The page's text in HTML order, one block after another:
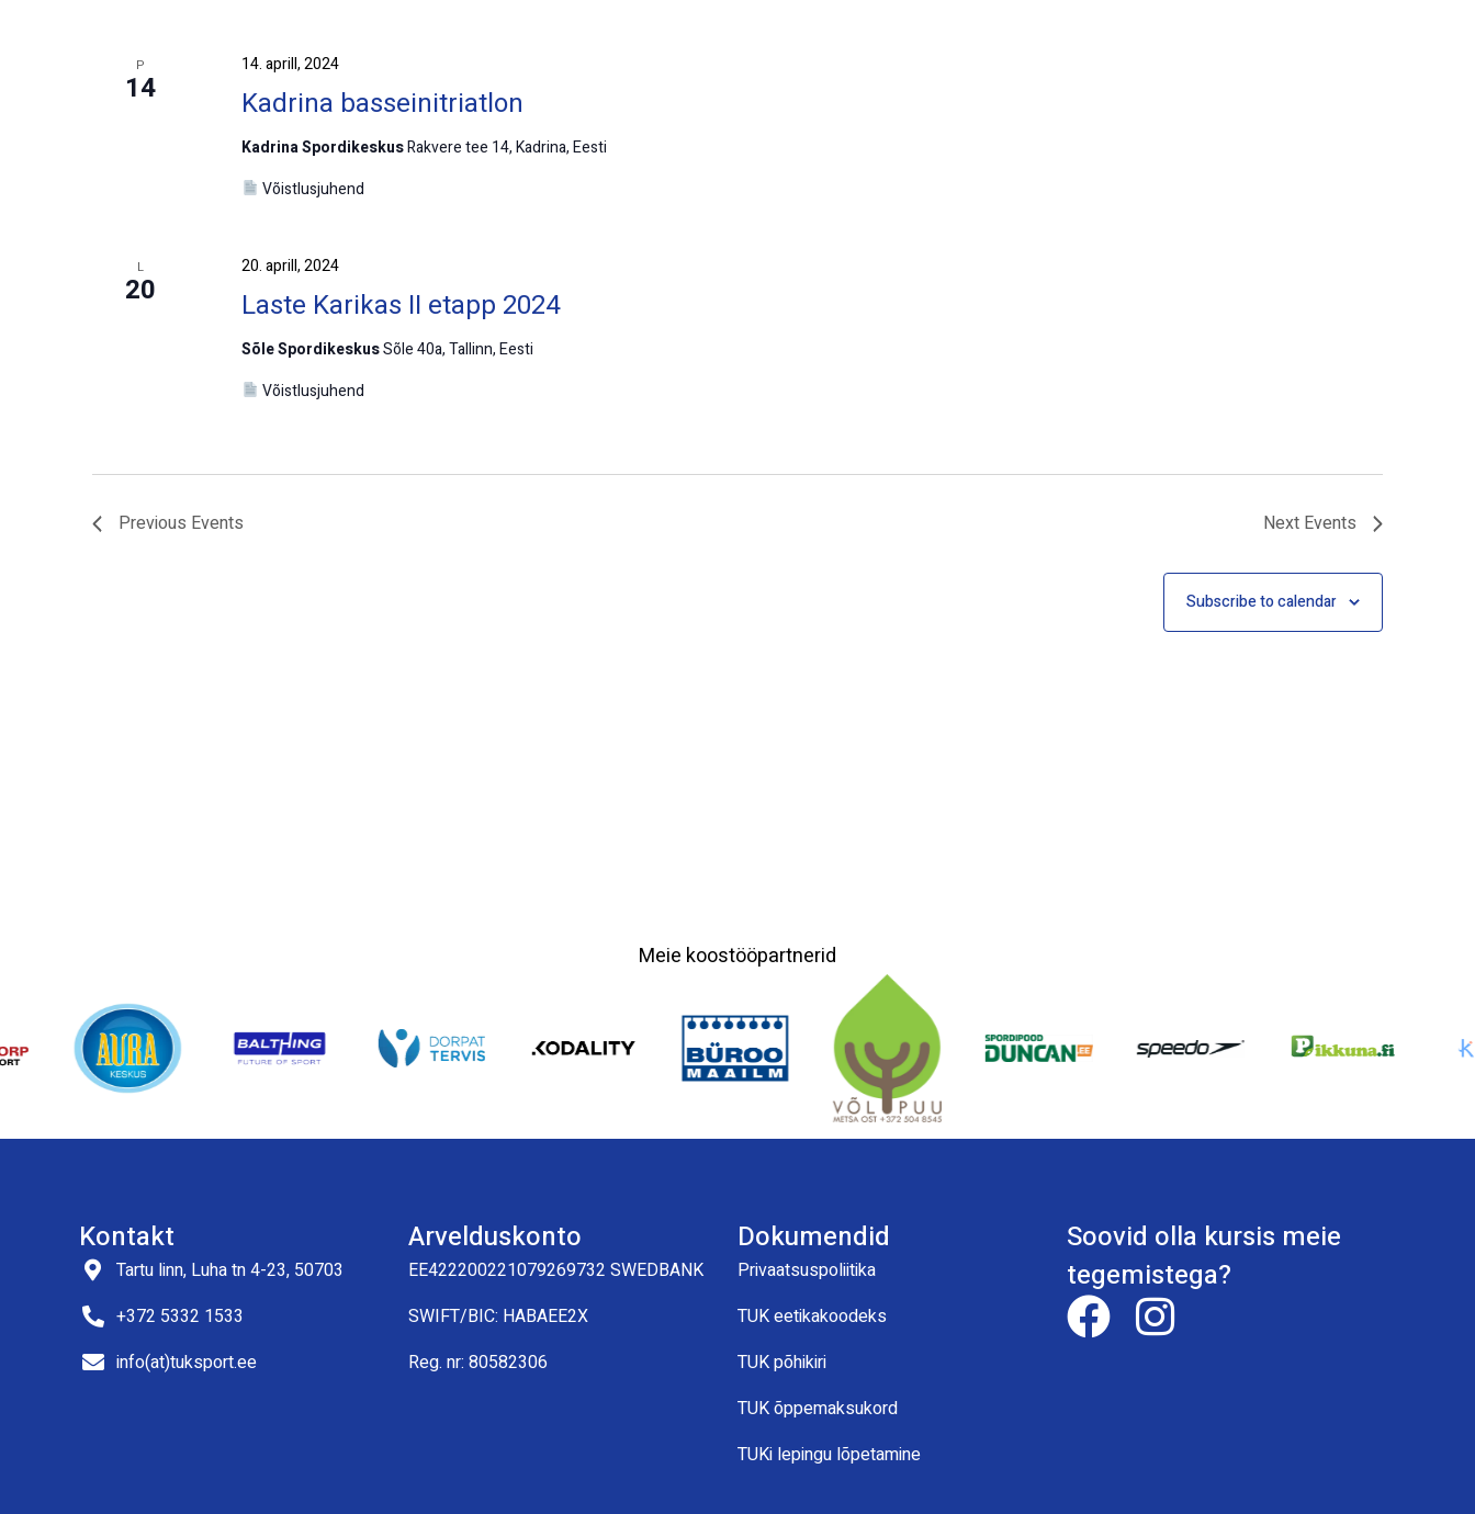
P
14 Kadrina basseinitriatlon
14. aprill, 2024
Kadrina SpordikeskusRakvere tee 14, Kadrina, Eesti
Võistlusjuhend
L
20 Laste Karikas II etapp 2024
20. aprill, 2024
Sõle SpordikeskusSõle 40a, Tallinn, Eesti
Võistlusjuhend
Previous Events Next Events
Subscribe to calendar
Meie koostööpartnerid
Kontakt
Tartu linn, Luha tn 4-23, 50703
+372 5332 1533
info(at)tuksport.ee
Arvelduskonto
EE422200221079269732 SWEDBANK
SWIFT/BIC: HABAEE2X
Reg. nr: 80582306
Dokumendid
Privaatsuspoliitika
TUK eetikakoodeks
TUK põhikiri
TUK õppemaksukord
TUKi lepingu lõpetamine
Soovid olla kursis meie
tegemistega?